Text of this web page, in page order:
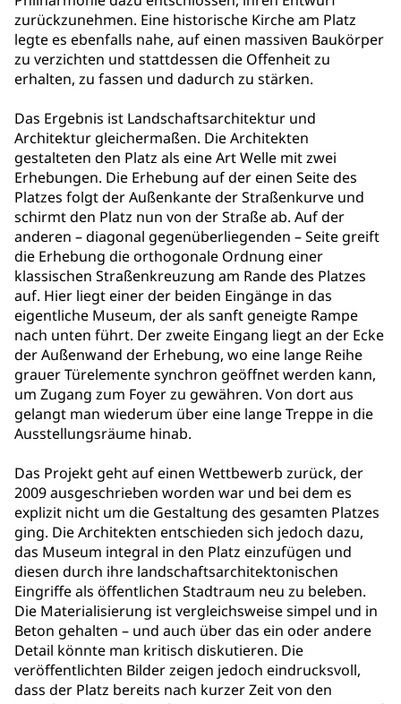
zurückzunehmen. Eine historische Kirche am Platz
legte es ebenfalls nahe, auf einen massiven Baukörper
zu verzichten und stattdessen die Offenheit zu
erhalten, zu fassen und dadurch zu stärken.
Das Ergebnis ist Landschaftsarchitektur und
Architektur gleichermaßen. Die Architekten
gestalteten den Platz als eine Art Welle mit zwei
Erhebungen. Die Erhebung auf der einen Seite des
Platzes folgt der Außenkante der Straßenkurve und
schirmt den Platz nun von der Straße ab. Auf der
anderen – diagonal gegenüberliegenden – Seite greift
die Erhebung die orthogonale Ordnung einer
klassischen Straßenkreuzung am Rande des Platzes
auf. Hier liegt einer der beiden Eingänge in das
eigentliche Museum, der als sanft geneigte Rampe
nach unten führt. Der zweite Eingang liegt an der Ecke
der Außenwand der Erhebung, wo eine lange Reihe
grauer Türelemente synchron geöffnet werden kann,
um Zugang zum Foyer zu gewähren. Von dort aus
gelangt man wiederum über eine lange Treppe in die
Ausstellungsräume hinab.
Das Projekt geht auf einen Wettbewerb zurück, der
2009 ausgeschrieben worden war und bei dem es
explizit nicht um die Gestaltung des gesamten Platzes
ging. Die Architekten entschieden sich jedoch dazu,
das Museum integral in den Platz einzufügen und
diesen durch ihre landschaftsarchitektonischen
Eingriffe als öffentlichen Stadtraum neu zu beleben.
Die Materialisierung ist vergleichsweise simpel und in
Beton gehalten – und auch über das ein oder andere
Detail könnte man kritisch diskutieren. Die
veröffentlichten Bilder zeigen jedoch eindrucksvoll,
dass der Platz bereits nach kurzer Zeit von den